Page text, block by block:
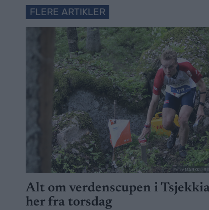
FLERE ARTIKLER
Foto: MARKKU
Alt om verdenscupen i
her fra torsdag